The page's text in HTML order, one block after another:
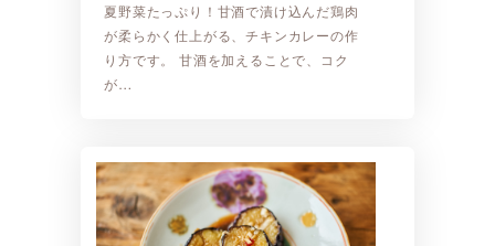
夏野菜たっぷり！甘酒で漬け込んだ鶏肉
が柔らかく仕上がる、チキンカレーの作
り方です。 甘酒を加えることで、コク
が…